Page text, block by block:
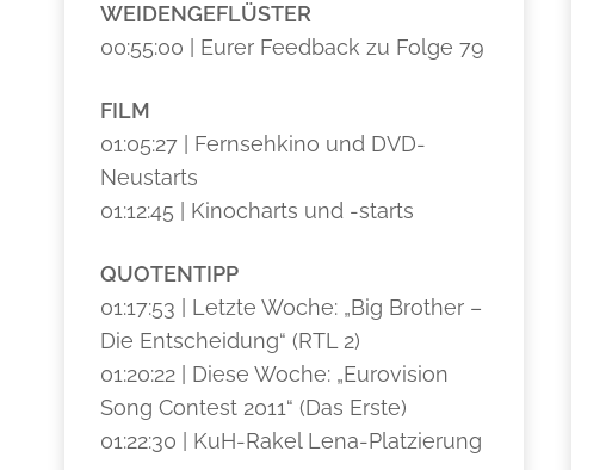
WEIDENGEFLÜSTER
00:55:00 | Eurer Feedback zu Folge 79
FILM
01:05:27 | Fernsehkino und DVD-
Neustarts
01:12:45 | Kinocharts und -starts
QUOTENTIPP
01:17:53 | Letzte Woche: „Big Brother –
Die Entscheidung“ (RTL 2)
01:20:22 | Diese Woche: „Eurovision
Song Contest 2011“ (Das Erste)
01:22:30 | KuH-Rakel Lena-Platzierung